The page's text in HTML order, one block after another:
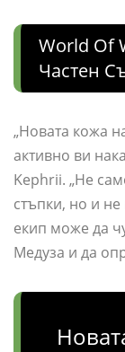
World Of
Частен
„Новата кожа
активно ви
Kephrii. „Не
стъпки, но и
екип може да
Медуза и да